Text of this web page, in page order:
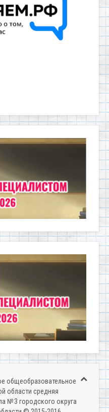
общеобразовательное
области средняя
№ 3 городского округа